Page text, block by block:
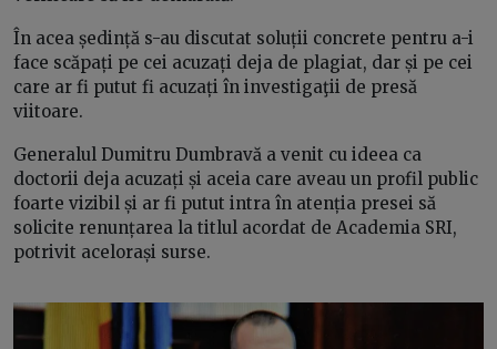
În acea ședință s-au discutat soluții concrete pentru a-i
face scăpați pe cei acuzați deja de plagiat, dar și pe cei
care ar fi putut fi acuzați în investigaţii de presă
viitoare.
Generalul Dumitru Dumbravă a venit cu ideea ca
doctorii deja acuzați și aceia care aveau un profil public
foarte vizibil și ar fi putut intra în atenția presei să
solicite renunțarea la titlul acordat de Academia SRI,
potrivit acelorași surse.